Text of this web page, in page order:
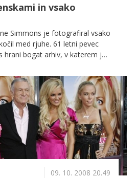
in vsako
Simmons je fotografiral vsako
med rjuhe. 61 letni pevec
hrani bogat arhiv, v katerem je
09. 10. 2008 20.49